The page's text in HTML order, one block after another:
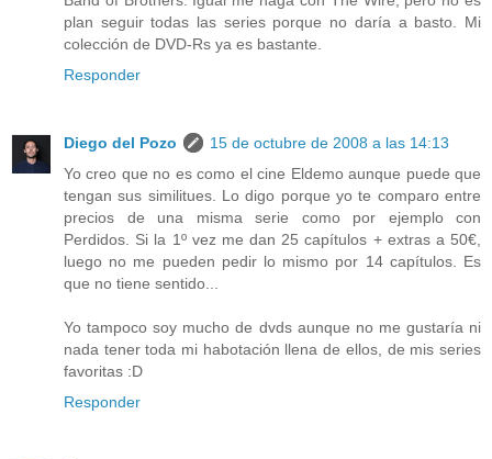
plan seguir todas las series porque no daría a basto. Mi
colección de DVD-Rs ya es bastante.
Responder
Diego del Pozo
15 de octubre de 2008 a las 14:13
Yo creo que no es como el cine Eldemo aunque puede que
tengan sus similitues. Lo digo porque yo te comparo entre
precios de una misma serie como por ejemplo con
Perdidos. Si la 1º vez me dan 25 capítulos + extras a 50€,
luego no me pueden pedir lo mismo por 14 capítulos. Es
que no tiene sentido...
Yo tampoco soy mucho de dvds aunque no me gustaría ni
nada tener toda mi habotación llena de ellos, de mis series
favoritas :D
Responder